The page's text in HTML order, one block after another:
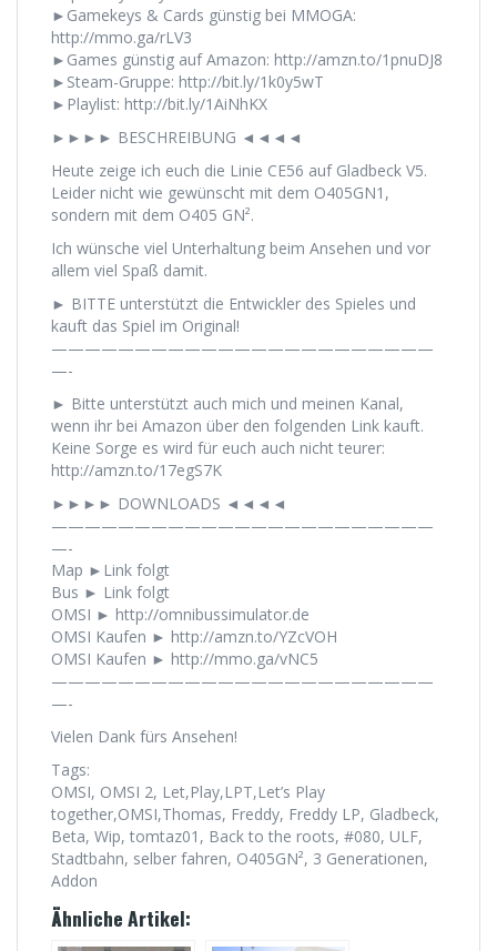
►Gamekeys & Cards günstig bei MMOGA:
http://mmo.ga/rLV3
►Games günstig auf Amazon: http://amzn.to/1pnuDJ8
►Steam-Gruppe: http://bit.ly/1k0y5wT
►Playlist: http://bit.ly/1AiNhKX
►►►► BESCHREIBUNG ◄◄◄◄
Heute zeige ich euch die Linie CE56 auf Gladbeck V5.
Leider nicht wie gewünscht mit dem O405GN1,
sondern mit dem O405 GN².
Ich wünsche viel Unterhaltung beim Ansehen und vor
allem viel Spaß damit.
► BITTE unterstützt die Entwickler des Spieles und
kauft das Spiel im Original!
———————————————————————
—-
► Bitte unterstützt auch mich und meinen Kanal,
wenn ihr bei Amazon über den folgenden Link kauft.
Keine Sorge es wird für euch auch nicht teurer:
http://amzn.to/17egS7K
►►►► DOWNLOADS ◄◄◄◄
———————————————————————
—-
Map ►Link folgt
Bus ► Link folgt
OMSI ► http://omnibussimulator.de
OMSI Kaufen ► http://amzn.to/YZcVOH
OMSI Kaufen ► http://mmo.ga/vNC5
———————————————————————
—-
Vielen Dank fürs Ansehen!
Tags:
OMSI, OMSI 2, Let,Play,LPT,Let’s Play
together,OMSI,Thomas, Freddy, Freddy LP, Gladbeck,
Beta, Wip, tomtaz01, Back to the roots, #080, ULF,
Stadtbahn, selber fahren, O405GN², 3 Generationen,
Addon
Ähnliche Artikel: